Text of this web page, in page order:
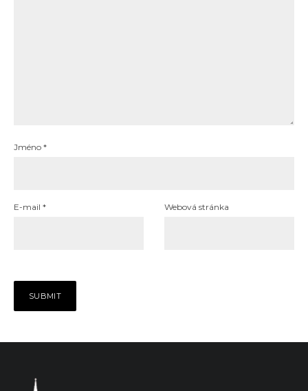
Jméno *
E-mail * Webová stránka